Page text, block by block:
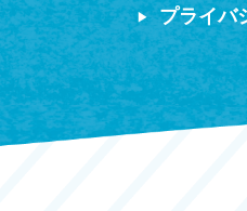
プライバ